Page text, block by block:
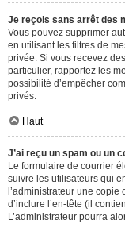
Je reçois sans arrêt des
Vous pouvez supprimer
en utilisant les filtres de
privée. Si vous recevez
particulier, rapportez les
possibilité d’empêcher
privés.
Haut
J’ai reçu un spam ou un
Le formulaire de courrier
suivre les utilisateurs qui
l’administrateur une copie
d’inclure l’en-tête (il
L’administrateur pourra